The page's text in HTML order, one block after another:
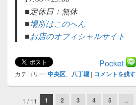
■定休日：無休
■場所はこのへん
■お店のオフィシャルサイト
Pocket
カテゴリー:中央区 八丁堀 | コメントを残す
1 / 11 1 2 3 4 5 ...